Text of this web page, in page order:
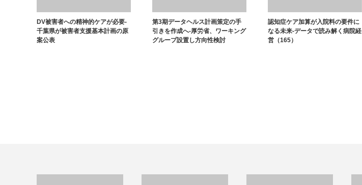
DV被害者への精神的ケアが必要-
千葉県が被害者支援基本計画の原
案公表
第3期データヘルス計画策定の手
引きを作成へ-厚労省、ワーキング
グループ設置し方向性検討
認知症ケア加算が入院料の要件に
なる未来-データで読み解く病院経
営（165）